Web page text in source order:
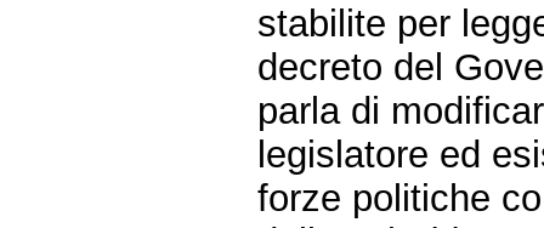
stabilite per
decreto del
parla di
legislatore ed
forze politiche